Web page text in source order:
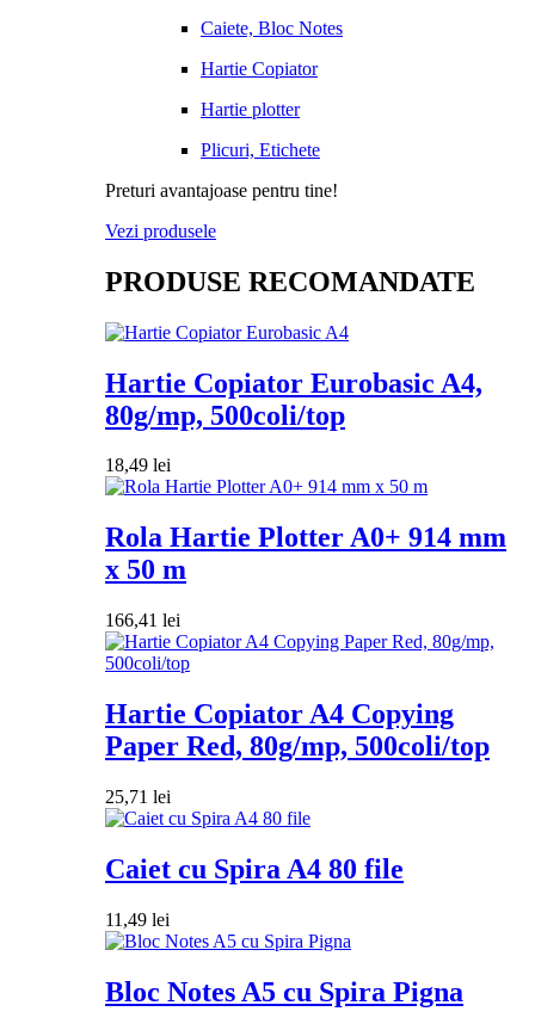
Caiete, Bloc Notes
Hartie Copiator
Hartie plotter
Plicuri, Etichete
Preturi avantajoase pentru tine!
Vezi produsele
PRODUSE RECOMANDATE
Hartie Copiator Eurobasic A4,
80g/mp, 500coli/top
18,49 lei
Rola Hartie Plotter A0+ 914 mm
x 50 m
166,41 lei
Hartie Copiator A4 Copying
Paper Red, 80g/mp, 500coli/top
25,71 lei
Caiet cu Spira A4 80 file
11,49 lei
Bloc Notes A5 cu Spira Pigna